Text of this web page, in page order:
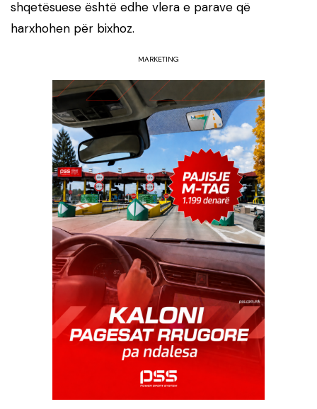
shqetësuese është edhe vlera e parave që
harxhohen për bixhoz.
MARKETING